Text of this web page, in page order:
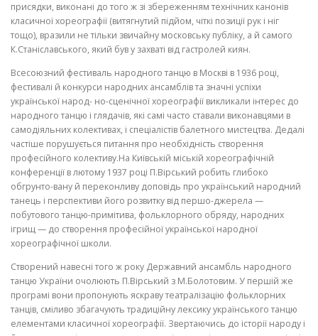
присядки, ви­конані до того ж зі збереженням технічних канонів
класичної хореографії (витягнутий підйом, чіткі позиції рук і ніг
тощо), вразили не тільки зви­чайну московську публіку, а й самого
К.Станіславського, який був у за­хваті від гастролей киян.
Всесоюзний фестиваль народного танцю в Москві в 1936 році,
фести­валі й конкурси народних ансамблів та значні успіхи
української народ- но-сценічної хореографії викликали інтерес до
народного танцю і гляда­чів, які самі часто ставали виконавцями в
самодіяльних колективах, і спеціалістів балетного мистецтва. Дедалі
частіше порушується питання про необхідність створення
професійного колективу.На Київській міській хореографічній
конференції в лютому 1937 ро­ці П.Вірський робить глибоко
обгрунто-вану й переконливу доповідь про український народний
танець і перспективи його розвитку від першо-джерела —
побутового танцю-примітива, фольклорного обряду, народних
ігрищ — до створення професійної української народної
хореографічної школи.
Створений навесні того ж року Державний ансамбль народного
тан­цю України очолюють П.Вірський з М.Болотовим. У першій же
програмі вони пропонують яскраву театралізацію фольклорних
танців, сміливо зба­гачують традиційну лексику українського танцю
елементами класичної хореографії. Звертаючись до історії народу і